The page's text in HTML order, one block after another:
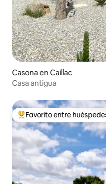
Casona en Caillac
Casa antigua
Favorito entre los
Favorito entre